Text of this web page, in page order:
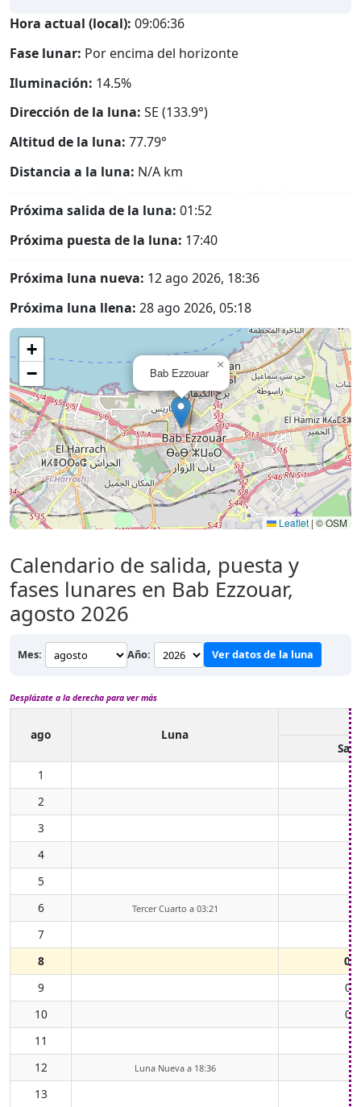
Hora actual (local): 09:06:37
Fase lunar: Por encima del horizonte
Iluminación: 14.5%
Dirección de la luna: SE (133.9°)
Altitud de la luna: 77.79°
Distancia a la luna: N/A km
Próxima salida de la luna: 01:52
Próxima puesta de la luna: 17:40
Próxima luna nueva: 12 ago 2026, 18:36
Próxima luna llena: 28 ago 2026, 05:18
Bab Ezzouar
×
+
−
Leaflet | © OSM
Calendario de salida, puesta y
fases lunares en Bab Ezzouar,
agosto 2026
Mes: Año: Ver datos de la luna
Desplázate a la derecha para ver más
ago
Luna
1
2
3
4
5
6
Tercer Cuarto a 03:21
7
8
9
10
11
12
Luna Nueva a 18:36
13